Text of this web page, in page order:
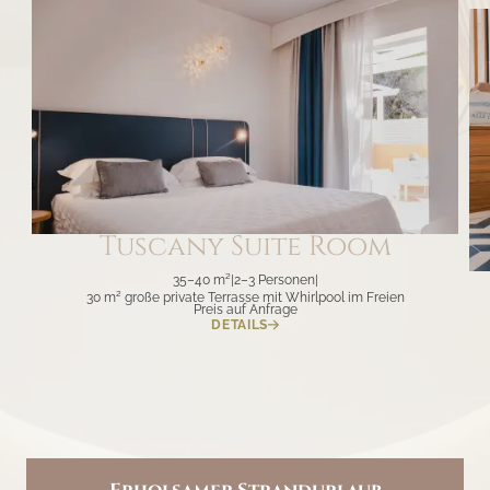
Tuscany Suite Room
35–40 m²|2–3 Personen|
30 m² große private Terrasse mit Whirlpool im Freien
Preis auf Anfrage
DETAILS